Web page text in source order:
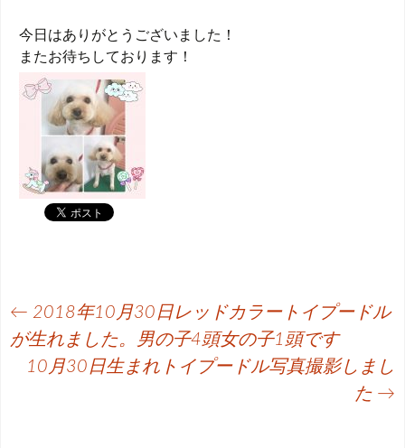
今日はありがとうございました！
またお待ちしております！
投
稿
← 2018年10月30日レッドカラートイプードル
が生れました。男の子4頭女の子1頭です
10月30日生まれトイプードル写真撮影しまし
た →